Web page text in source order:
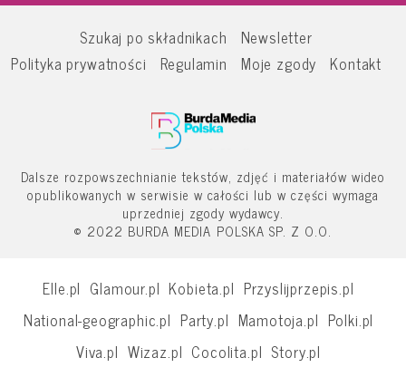
Szukaj po składnikach
Newsletter
Polityka prywatności
Regulamin Moje zgody Kontakt
Dalsze rozpowszechnianie tekstów, zdjęć i materiałów wideo
opublikowanych w serwisie w całości lub w części wymaga
uprzedniej zgody wydawcy.
© 2022 BURDA MEDIA POLSKA SP. Z O.O.
Elle.pl Glamour.pl Kobieta.pl Przyslijprzepis.pl
National-geographic.pl Party.pl Mamotoja.pl Polki.pl
Viva.pl Wizaz.pl Cocolita.pl Story.pl